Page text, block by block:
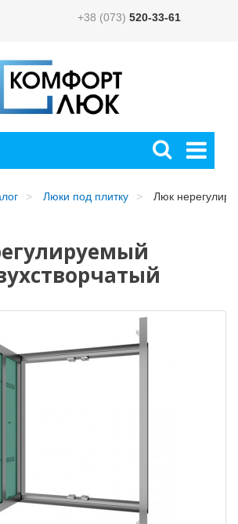
+38 (073) 520-33-61
Люки под плитку Люк